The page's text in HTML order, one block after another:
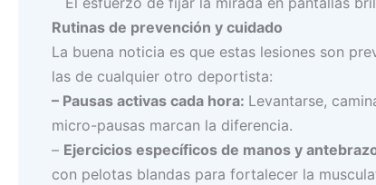
Rutinas de prevención y cuidado
La buena noticia es que estas lesiones son
las de cualquier otro deportista:
– Pausas activas cada hora: Levantarse,
micro-pausas marcan la diferencia.
– Ejercicios específicos de manos y
con pelotas blandas para fortalecer la